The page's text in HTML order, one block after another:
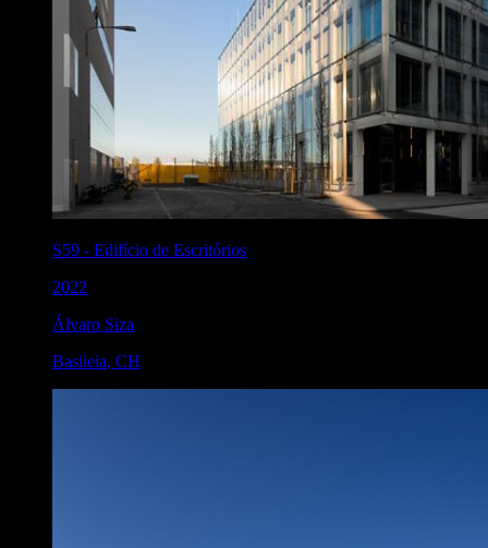
S59 - Edifício de Escritórios
2022
Álvaro Siza
Basileia, CH